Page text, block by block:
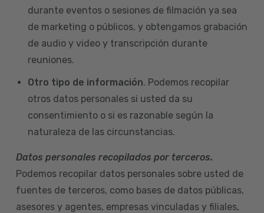
durante eventos o sesiones de filmación ya sea
de marketing o públicos, y obtengamos grabación
de audio y video y transcripción durante
reuniones.
Otro tipo de información. Podemos recopilar
otros datos personales si usted da su
consentimiento o si es razonable según la
naturaleza de las circunstancias.
Datos personales recopilados por terceros.
Podemos recopilar datos personales sobre usted de
fuentes de terceros, como bases de datos públicas,
asesores y agentes, empresas vinculadas y filiales,